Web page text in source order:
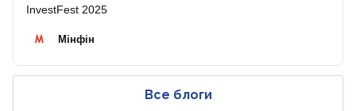
InvestFest 2025
Мінфін
Все блоги